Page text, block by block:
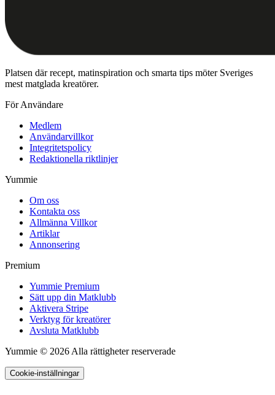
Platsen där recept, matinspiration och smarta tips möter Sveriges
mest matglada kreatörer.
För Användare
Medlem
Användarvillkor
Integritetspolicy
Redaktionella riktlinjer
Yummie
Om oss
Kontakta oss
Allmänna Villkor
Artiklar
Annonsering
Premium
Yummie Premium
Sätt upp din Matklubb
Aktivera Stripe
Verktyg för kreatörer
Avsluta Matklubb
Yummie © 2026 Alla rättigheter reserverade
Cookie-inställningar